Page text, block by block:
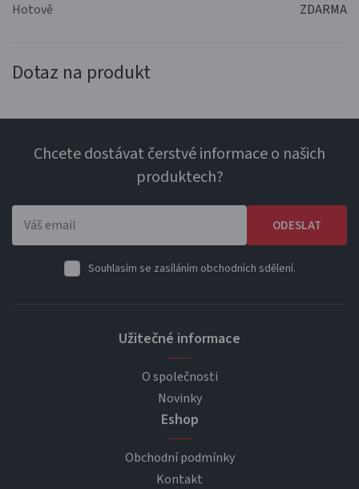
Hotově
ZDARMA
Dotaz na produkt
Chcete dostávat čerstvé informace o našich
produktech?
ODESLAT
Souhlasím se zasíláním obchodních sdělení.
Užitečné informace
O společnosti
Novinky
Eshop
Obchodní podmínky
Kontakt